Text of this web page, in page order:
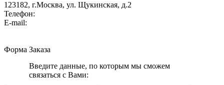
123182, г.Москва, ул. Щукинская, д.2
Телефон:
E-mail:
Форма Заказа
Введите данные, по которым мы сможем
связаться с Вами: